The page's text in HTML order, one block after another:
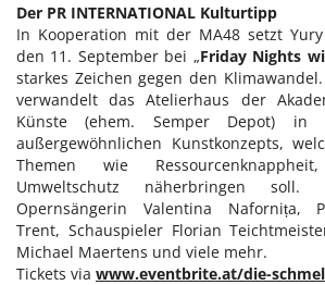
Der PR INTERNATIONAL Kulturtipp
In Kooperation mit der MA48 setzt
den 11. September bei „Friday Nights
starkes Zeichen gegen den
verwandelt das Atelierhaus der
Künste (ehem. Semper Depot) in
außergewöhnlichen Kunstkonzepts,
Themen wie
Umweltschutz näherbringen
Opernsängerin Valentina Nafornița,
Trent, Schauspieler Florian
Michael Maertens und viele mehr.
Tickets via www.eventbrite.at/die-